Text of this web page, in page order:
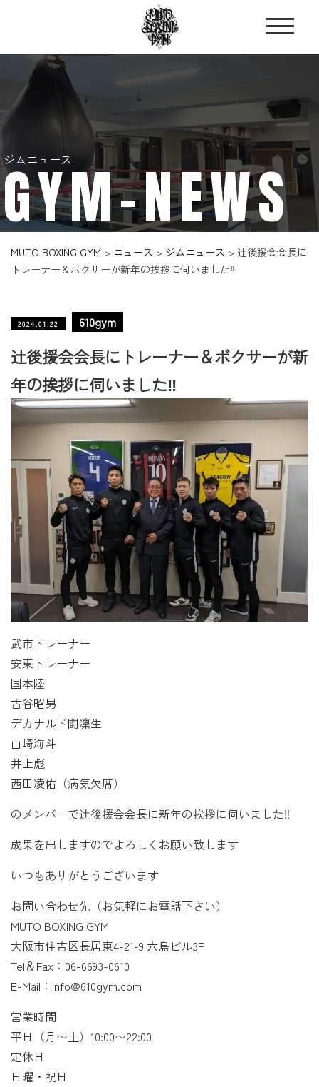
ジムニュース
GYM-NEWS
MUTO BOXING GYM > ニュース > ジムニュース > 辻後援会会長に
トレーナー＆ボクサーが新年の挨拶に伺いました‼️
2024.01.22 610gym
辻後援会会長にトレーナー＆ボクサーが新
年の挨拶に伺いました‼️
武市トレーナー
安東トレーナー
国本陸
古谷昭男
デカナルド闘凜生
山崎海斗
井上彪
西田凌佑（病気欠席）
のメンバーで辻後援会会長に新年の挨拶に伺いました‼️
成果を出しますのでよろしくお願い致します
いつもありがとうございます
お問い合わせ先（お気軽にお電話下さい）
MUTO BOXING GYM
大阪市住吉区長居東4-21-9 六島ビル3F
Tel＆Fax：06-6693-0610
E-Mail：info@610gym.com
営業時間
平日（月〜土）10:00〜22:00
定休日
日曜・祝日